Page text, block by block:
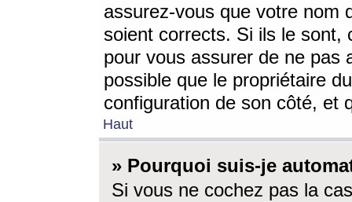
assurez-vous que votre nom
soient corrects. Si ils le sont,
pour vous assurer de ne pas
possible que le propriétaire
configuration de son côté, et
Haut
» Pourquoi suis-je
Si vous ne cochez pas la